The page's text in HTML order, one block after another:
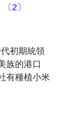
〔2〕
初期統領
族的港口
有種植小米